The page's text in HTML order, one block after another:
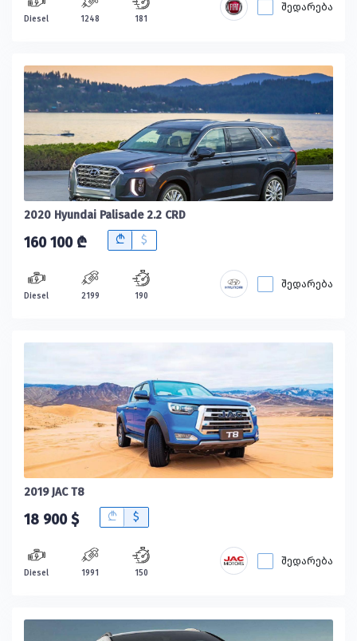
Diesel 1248 181
შედარება
2020 Hyundai Palisade 2.2 CRD
160 100 ₾ B $
Diesel 2199 190
შედარება
2019 JAC T8
18 900 $ B $
Diesel 1991 150
შედარება